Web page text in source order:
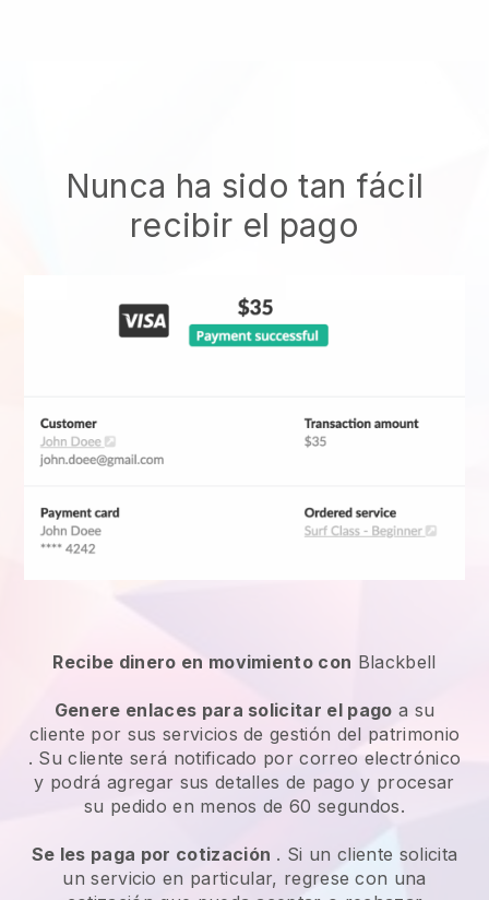
Nunca ha sido tan fácil
recibir el pago
Recibe dinero en movimiento con Blackbell
Genere enlaces para solicitar el pago a su
cliente por sus servicios de gestión del patrimonio
. Su cliente será notificado por correo electrónico
y podrá agregar sus detalles de pago y procesar
su pedido en menos de 60 segundos.
Se les paga por cotización . Si un cliente solicita
un servicio en particular, regrese con una